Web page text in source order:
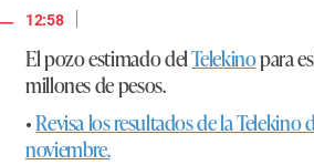
12:58
|
El pozo estimado delTelekinopara
millones de pesos.
•Revisa los resultados de la Telekino
noviembre.